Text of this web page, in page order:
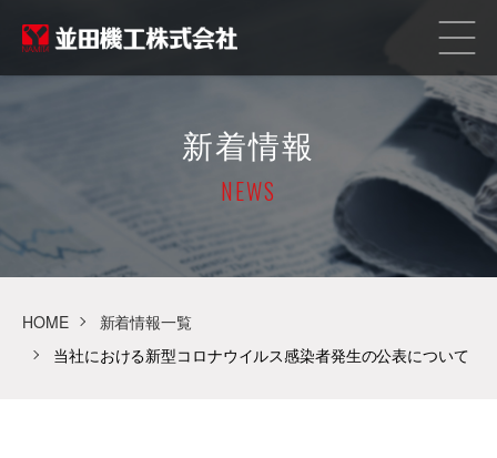
新着情報
NEWS
HOME
新着情報一覧
当社における新型コロナウイルス感染者発生の公表について